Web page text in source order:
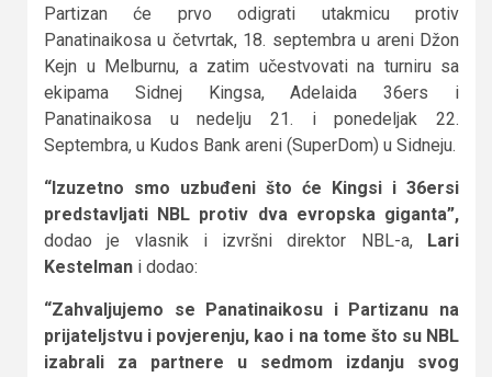
Partizan će prvo odigrati utakmicu protiv
Panatinaikosa u četvrtak, 18. septembra u areni Džon
Kejn u Melburnu, a zatim učestvovati na turniru sa
ekipama Sidnej Kingsa, Adelaida 36ers i
Panatinaikosa u nedelju 21. i ponedeljak 22.
Septembra, u Kudos Bank areni (SuperDom) u Sidneju.
“Izuzetno smo uzbuđeni što će Kingsi i 36ersi
predstavljati NBL protiv dva evropska giganta”,
dodao je vlasnik i izvršni direktor NBL-a, Lari
Kestelman i dodao:
“Zahvaljujemo se Panatinaikosu i Partizanu na
prijateljstvu i povjerenju, kao i na tome što su NBL
izabrali za partnere u sedmom izdanju svog